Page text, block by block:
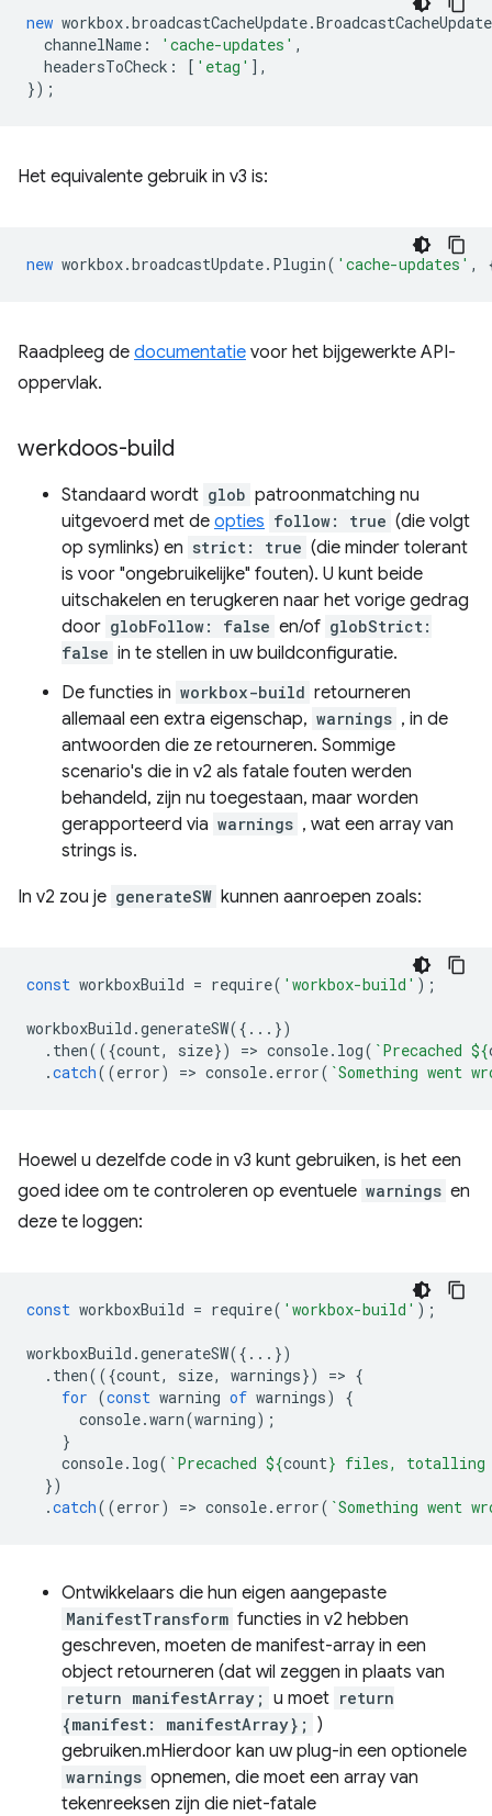
new workbox.broadcastCacheUpdate.
channelName : 'cache-updates' ,
headersToCheck : [ 'etag' ],
});
Het equivalente gebruik in v3 is:
new workbox.broadcastUpdate. Plugin( 'cache-updates' ,
Raadpleeg de documentatie voor het bijgewerkte API-
oppervlak.
werkdoos-build
Standaard wordt glob patroonmatching nu
uitgevoerd met de opties follow: true (die volgt
op symlinks) en strict: true (die minder tolerant
is voor "ongebruikelijke" fouten). U kunt beide
uitschakelen en terugkeren naar het vorige gedrag
door globFollow: false en/of globStrict:
false in te stellen in uw buildconfiguratie.
De functies in workbox-build retourneren
allemaal een extra eigenschap, warnings , in de
antwoorden die ze retourneren. Sommige
scenario's die in v2 als fatale fouten werden
behandeld, zijn nu toegestaan, maar worden
gerapporteerd via warnings , wat een array van
strings is.
In v2 zou je generateSW kunnen aanroepen zoals:
const workboxBuild = require( 'workbox-build' );
workboxBuild .generateSW({...})
. then(({count, size}) => console. log( `Precached ${
.catch((error) => console. error( `Something went
Hoewel u dezelfde code in v3 kunt gebruiken, is het een
goed idee om te controleren op eventuele warnings en
deze te loggen:
const workboxBuild = require( 'workbox-build' );
workboxBuild .generateSW({...})
. then(({count, size, warnings}) => {
for (const warning of warnings)
{
console.warn(warning);
}
console. log( `Precached ${count} files,
})
.catch((error) => console. error( `Something went
Ontwikkelaars die hun eigen aangepaste
ManifestTransform functies in v2 hebben
geschreven, moeten de manifest-array in een
object retourneren (dat wil zeggen in plaats van
return manifestArray; u moet return
{manifest: manifestArray}; )
gebruiken.mHierdoor kan uw plug-in een optionele
warnings opnemen, die moet een array van
tekenreeksen zijn die niet-fatale